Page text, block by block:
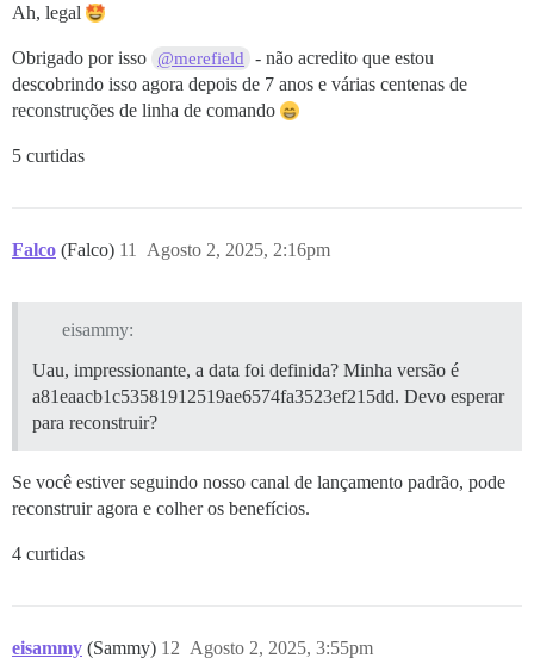
Ah, legal
Obrigado por isso @merefield
- não acredito que estou
descobrindo isso agora depois de 7 anos e várias centenas de
reconstruções de linha de comando
5 curtidas
Falco (Falco) Agosto 2, 2025, 2:16pm
11
eisammy:
Uau, impressionante, a data foi definida? Minha versão é
a81eaacb1c53581912519ae6574fa3523ef215dd. Devo esperar
para reconstruir?
Se você estiver seguindo nosso canal de lançamento padrão, pode
reconstruir agora e colher os benefícios.
4 curtidas
eisammy (Sammy) Agosto 2, 2025, 3:55pm
12